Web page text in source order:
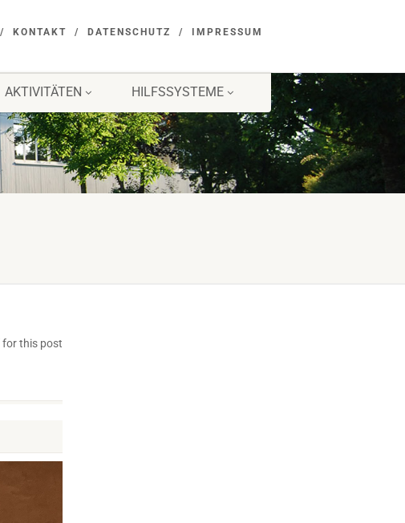
KONTAKT DATENSCHUTZ IMPRESSUM
AKTIVITÄTEN HILFSSYSTEME
for this post